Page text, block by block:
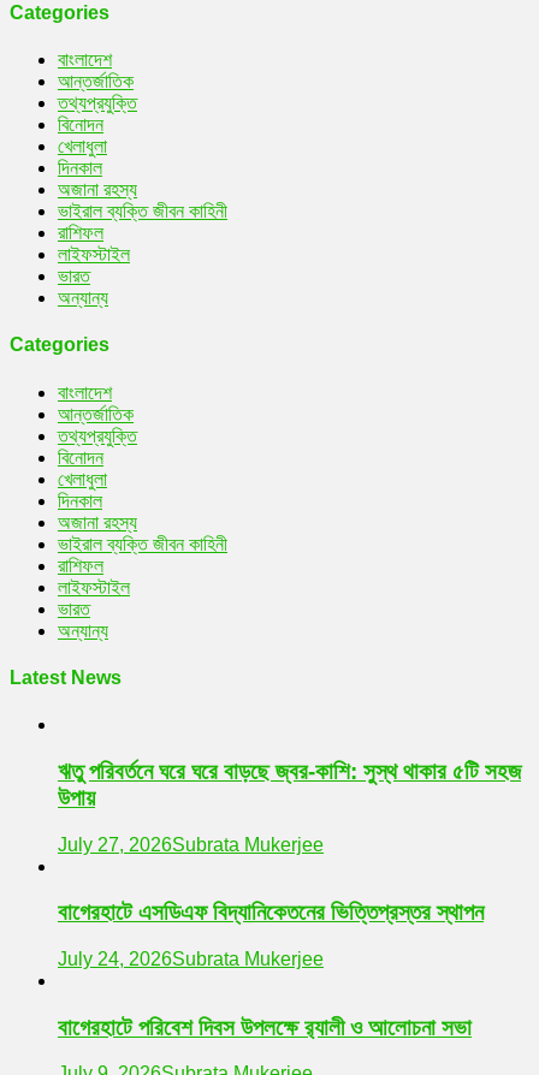
Categories
বাংলাদেশ
আন্তর্জাতিক
তথ্যপ্রযুক্তি
বিনোদন
খেলাধুলা
দিনকাল
অজানা রহস্য
ভাইরাল ব্যক্তি জীবন কাহিনী
রাশিফল
লাইফস্টাইল
ভারত
অন্যান্য
Categories
বাংলাদেশ
আন্তর্জাতিক
তথ্যপ্রযুক্তি
বিনোদন
খেলাধুলা
দিনকাল
অজানা রহস্য
ভাইরাল ব্যক্তি জীবন কাহিনী
রাশিফল
লাইফস্টাইল
ভারত
অন্যান্য
Latest News
ঋতু পরিবর্তনে ঘরে ঘরে বাড়ছে জ্বর-কাশি: সুস্থ থাকার ৫টি সহজ
উপায়
July 27, 2026Subrata Mukerjee
বাগেরহাটে এসডিএফ বিদ্যানিকেতনের ভিত্তিপ্রস্তর স্থাপন
July 24, 2026Subrata Mukerjee
বাগেরহাটে পরিবেশ দিবস উপলক্ষে র‌্যালী ও আলোচনা সভা